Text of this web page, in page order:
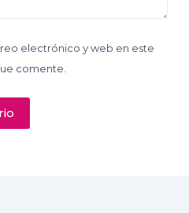
electrónico y web en este
comente.